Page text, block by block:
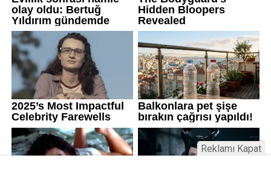
Reklamı Kapat